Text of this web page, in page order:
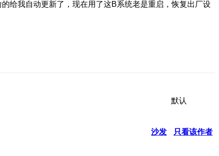
给我自动更新了，现在用了这B系统老是重启，恢复出厂设
默认
沙发 只看该作者